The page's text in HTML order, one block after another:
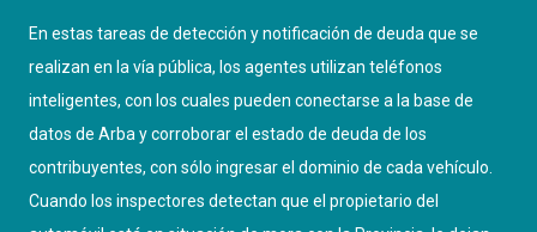
En estas tareas de detección y notificación de deuda que se
realizan en la vía pública, los agentes utilizan teléfonos
inteligentes, con los cuales pueden conectarse a la base de
datos de Arba y corroborar el estado de deuda de los
contribuyentes, con sólo ingresar el dominio de cada vehículo.
Cuando los inspectores detectan que el propietario del